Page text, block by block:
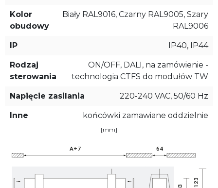
Kolor
obudowy
Biały RAL9016, Czarny RAL9005, Szary
RAL9006
IP IP40, IP44
Rodzaj
sterowania
ON/OFF, DALI, na zamówienie -
technologia CTFS do modułów TW
Napięcie zasilania 220-240 VAC, 50/60 Hz
Inne końcówki zamawiane oddzielnie
[mm]